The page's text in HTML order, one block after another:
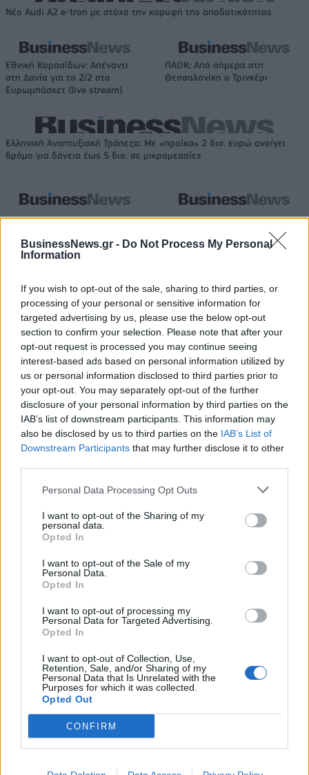
BusinessNews.gr - Do Not Process My Personal
Information
If you wish to opt-out of the sale, sharing to third parties, or
processing of your personal or sensitive information for
targeted advertising by us, please use the below opt-out
section to confirm your selection. Please note that after your
opt-out request is processed you may continue seeing
interest-based ads based on personal information utilized by
us or personal information disclosed to third parties prior to
your opt-out. You may separately opt-out of the further
disclosure of your personal information by third parties on the
IAB’s list of downstream participants. This information may
also be disclosed by us to third parties on the IAB’s List of
Downstream Participants that may further disclose it to other
Personal Data Processing Opt Outs
I want to opt-out of the Sharing of my
personal data.
Opted In
I want to opt-out of the Sale of my
Personal Data.
Opted In
I want to opt-out of processing my
Personal Data for Targeted Advertising.
Opted In
I want to opt-out of Collection, Use,
Retention, Sale, and/or Sharing of my
Personal Data that Is Unrelated with the
Purposes for which it was collected.
Opted Out
CONFIRM
Νέο Audi A2 e-tron με στόχο την κορυφή της αποδοτικότητας
Εθνική Κορασίδων: Απέναντι
στη Δανία για το 2/2 στο
Ευρωμπάσκετ (live stream)
ΠΑΟΚ: Από σήμερα στη
Θεσσαλονίκη ο Τρινκέρι
Ελληνική Αναπτυξιακή Τράπεζα: Με «προίκα» 2 δισ. ευρώ ανοίγει
δρόμο για δάνεια έως 5 δισ. σε μικρομεσαίες
εκατ. ευρώ και αύξηση κερδών
57% - Τα νέα στοιχήματα σε
low & non alcohol
Χρηματοοικονομικός
σύμβουλος της ΔΕΗ για την
Η Chery επενδύει 75 εκατ. δολάρια στην KG Mobility
Το FIAT 500 Hybrid τώρα από
18.990 ευρώ
Ατρόμητος και Novibet
συνεχίζουν μαζί: Ανανέωση της
συνεργασίας τους μέχρι το
2028
18η συνεχόμενη χρονιά για τον ΟΤΕ στη διεθνή σειρά δεικτών
FTSE4Good
Alpha Bank: Για πρώτη φορά το Αρχαίο Θέατρο Επιδαύρου άνοιξε τις
ΠΕΡΙΣΣΌΤΕΡΑ ΣΕ ΑΥΤΉ ΤΗΝ ΚΑΤΗΓΟΡΊΑ
ευρωπαϊκή επιχείρηση